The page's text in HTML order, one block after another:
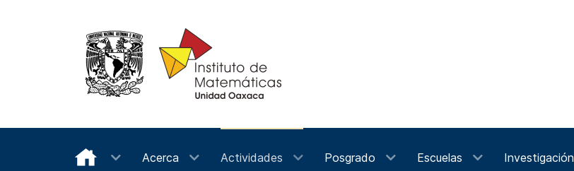
Acerca Actividades Posgrado Escuelas Investigación